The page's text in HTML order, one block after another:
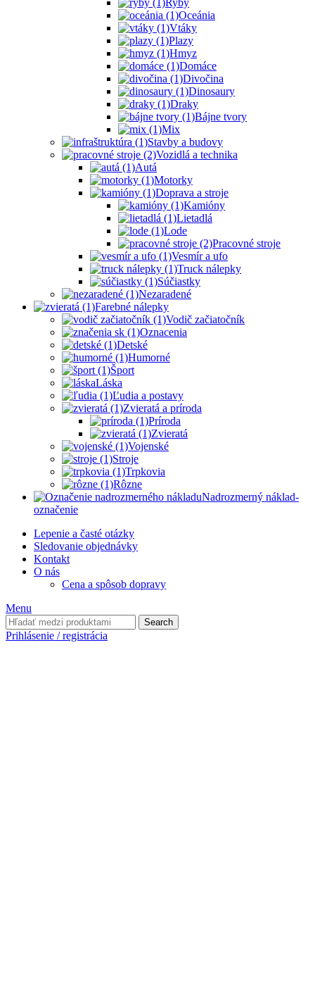
Ryby
Oceánia
Vtáky
Plazy
Hmyz
Domáce
Divočina
Dinosaury
Draky
Bájne tvory
Mix
Stavby a budovy
Vozidlá a technika
Autá
Motorky
Doprava a stroje
Kamióny
Lietadlá
Lode
Pracovné stroje
Vesmír a ufo
Truck nálepky
Súčiastky
Nezaradené
Farebné nálepky
Vodič začiatočník
Oznacenia
Detské
Humorné
Šport
Láska
Ľudia a postavy
Zvieratá a príroda
Príroda
Zvieratá
Vojenské
Stroje
Trpkovia
Rôzne
Nadrozmerný náklad-
označenie
Lepenie a časté otázky
Sledovanie objednávky
Kontakt
O nás
Cena a spôsob dopravy
Menu
Search
Prihlásenie / registrácia